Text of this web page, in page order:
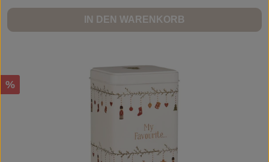
IN DEN WARENKORB
Rabatt
%